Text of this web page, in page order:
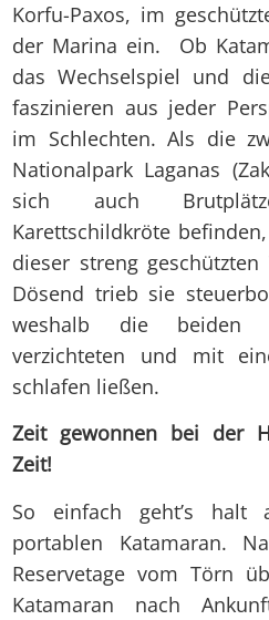
Korfu-Paxos, im
der Marina ein. Ob
das Wechselspiel und
faszinieren aus jeder
im Schlechten. Als die
Nationalpark Laganas
sich auch
Karettschildkröte
dieser streng geschützten
Dösend trieb sie
weshalb die beiden
verzichteten und mit
schlafen ließen.
Zeit gewonnen bei der
Zeit!
So einfach geht’s
portablen Katamaran.
Reservetage vom Törn
Katamaran nach